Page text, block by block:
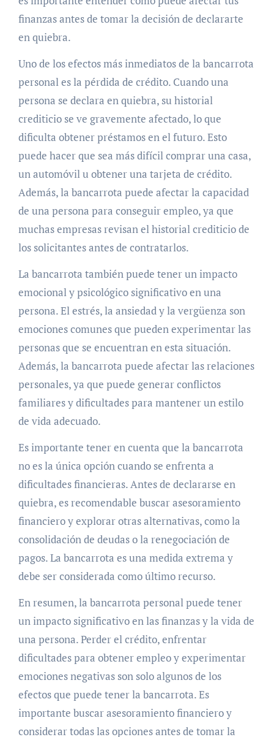
finanzas antes de tomar la decisión de declararte
en quiebra.
Uno de los efectos más inmediatos de la bancarrota
personal es la pérdida de crédito. Cuando una
persona se declara en quiebra, su historial
crediticio se ve gravemente afectado, lo que
dificulta obtener préstamos en el futuro. Esto
puede hacer que sea más difícil comprar una casa,
un automóvil u obtener una tarjeta de crédito.
Además, la bancarrota puede afectar la capacidad
de una persona para conseguir empleo, ya que
muchas empresas revisan el historial crediticio de
los solicitantes antes de contratarlos.
La bancarrota también puede tener un impacto
emocional y psicológico significativo en una
persona. El estrés, la ansiedad y la vergüenza son
emociones comunes que pueden experimentar las
personas que se encuentran en esta situación.
Además, la bancarrota puede afectar las relaciones
personales, ya que puede generar conflictos
familiares y dificultades para mantener un estilo
de vida adecuado.
Es importante tener en cuenta que la bancarrota
no es la única opción cuando se enfrenta a
dificultades financieras. Antes de declararse en
quiebra, es recomendable buscar asesoramiento
financiero y explorar otras alternativas, como la
consolidación de deudas o la renegociación de
pagos. La bancarrota es una medida extrema y
debe ser considerada como último recurso.
En resumen, la bancarrota personal puede tener
un impacto significativo en las finanzas y la vida de
una persona. Perder el crédito, enfrentar
dificultades para obtener empleo y experimentar
emociones negativas son solo algunos de los
efectos que puede tener la bancarrota. Es
importante buscar asesoramiento financiero y
considerar todas las opciones antes de tomar la